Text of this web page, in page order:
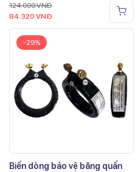
124.000VNĐ
84.320 VNĐ
-29%
Biến dòng bảo vệ băng quấn